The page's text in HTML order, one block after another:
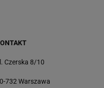
Czerska 8/10
732 Warszawa